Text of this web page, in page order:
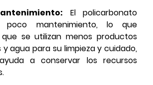
El policarbonato
poco mantenimiento, lo que
se utilizan menos productos
agua para su limpieza y cuidado,
a conservar los recursos